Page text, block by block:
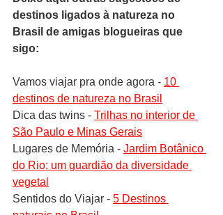
destinos ligados à natureza no
Brasil de amigas blogueiras que
sigo:
Vamos viajar pra onde agora - 10
destinos de natureza no Brasil
Dica das twins - Trilhas no interior de
São Paulo e Minas Gerais
Lugares de Memória - Jardim Botânico
do Rio: um guardião da diversidade
vegetal
Sentidos do Viajar - 5 Destinos